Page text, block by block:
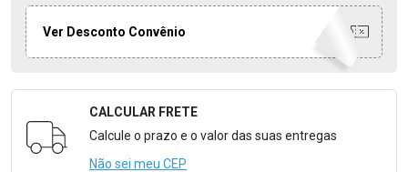
Ver Desconto Convênio
Formulário para Calcular o Frete
CALCULAR FRETE
Calcule o prazo e o valor das suas entregas
Não sei meu CEP